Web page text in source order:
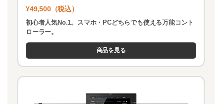
¥49,500（税込）
初心者人気No.1。スマホ・PCどちらでも使える万能コント
ローラー。
商品を見る